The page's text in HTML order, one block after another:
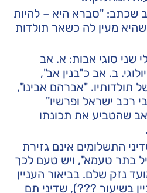
שכתב: "סברא היא – להיות
מעין לה כשאר תולדות
שני סוגי אבות: א. אב
ב. אב כ"בנין אב",
תולדותיו. "אברהם אבינו",
רכב ישראל ופרשיו"
שהטביע את תכונתו
התשלומים אינם גזירת
בתר טעמא", ויש טעם לכך
נזק שלם. בביאור העניין
בשיעור ???), שדיני תם